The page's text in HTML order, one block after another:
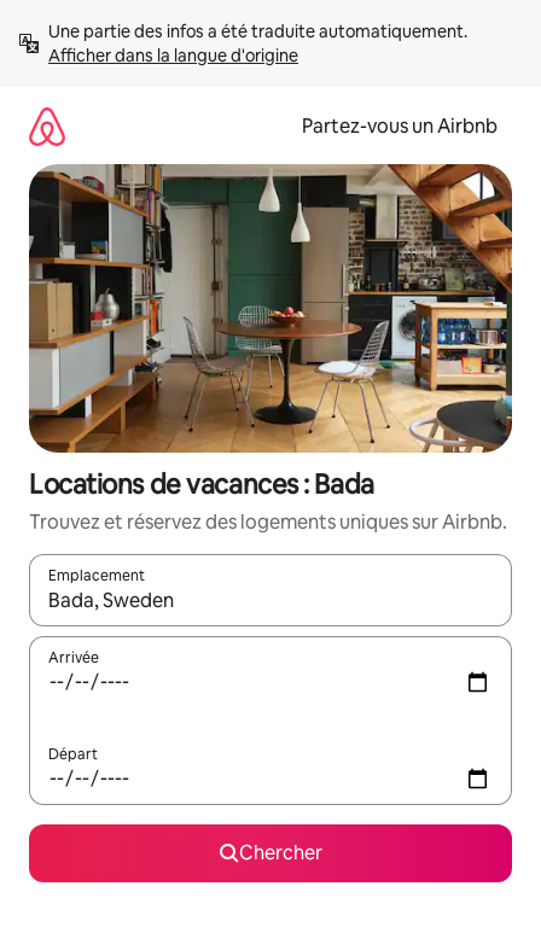
directement
Afficher dans la langue d'origine
Partez-vous un Airbnb
Locations de vacances : Bada
Trouvez et réservez des logements uniques sur Airbnb.
Emplacement
Quand les résultats sont affichés, parcourez-les en utilisant
Arrivée
Départ
Chercher